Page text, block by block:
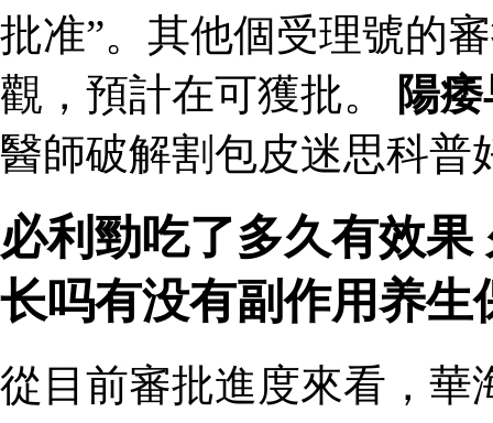
批准”。其他個受理號的
觀，預計在可獲批。
陽
醫師破解割包皮迷思科普
必利勁吃了多久有效
长吗有没有副作用养生
從目前審批進度來看，華